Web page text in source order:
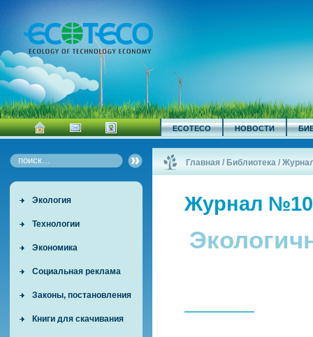
ECOTECO НОВОСТИ
Экология
Технологии
Экономика
Социальная реклама
Законы, постановления
Книги для скачивания
Главная / Библиотека /
Журнал №10